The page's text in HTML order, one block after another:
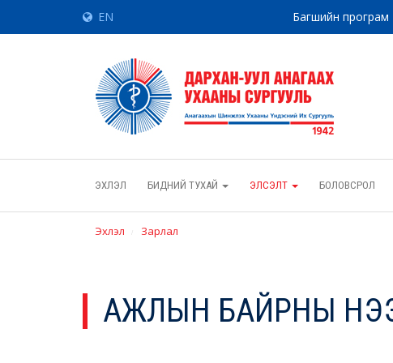
EN Багшийн програм
ЭХЛЭЛ БИДНИЙ ТУХАЙ ЭЛСЭЛТ БОЛОВСРОЛ
Эхлэл Зарлал
АЖЛЫН БАЙРНЫ